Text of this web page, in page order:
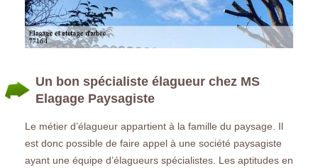
Un bon spécialiste élagueur chez MS
Elagage Paysagiste
Le métier d’élagueur appartient à la famille du paysage. Il
est donc possible de faire appel à une société paysagiste
ayant une équipe d’élagueurs spécialistes. Les aptitudes en